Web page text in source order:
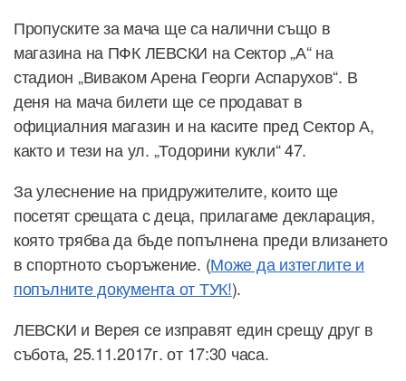
Пропуските за мача ще са налични също в
магазина на ПФК ЛЕВСКИ на Сектор „А“ на
стадион „Виваком Арена Георги Аспарухов“. В
деня на мача билети ще се продават в
официалния магазин и на касите пред Сектор А,
както и тези на ул. „Тодорини кукли“ 47.
За улеснение на придружителите, които ще
посетят срещата с деца, прилагаме декларация,
която трябва да бъде попълнена преди влизането
в спортното съоръжение. (Може да изтеглите и
попълните документа от ТУК!).
ЛЕВСКИ и Верея се изправят един срещу друг в
събота, 25.11.2017г. от 17:30 часа.